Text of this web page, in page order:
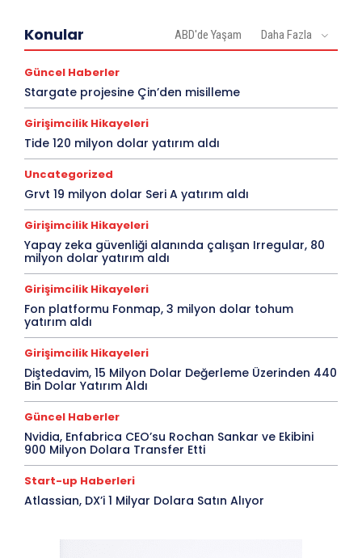
Konular ABD'de Yaşam Daha Fazla
Güncel Haberler
Stargate projesine Çin’den misilleme
Girişimcilik Hikayeleri
Tide 120 milyon dolar yatırım aldı
Uncategorized
Grvt 19 milyon dolar Seri A yatırım aldı
Girişimcilik Hikayeleri
Yapay zeka güvenliği alanında çalışan Irregular, 80
milyon dolar yatırım aldı
Girişimcilik Hikayeleri
Fon platformu Fonmap, 3 milyon dolar tohum
yatırım aldı
Girişimcilik Hikayeleri
Diştedavim, 15 Milyon Dolar Değerleme Üzerinden 440
Bin Dolar Yatırım Aldı
Güncel Haberler
Nvidia, Enfabrica CEO’su Rochan Sankar ve Ekibini
900 Milyon Dolara Transfer Etti
Start-up Haberleri
Atlassian, DX’i 1 Milyar Dolara Satın Alıyor